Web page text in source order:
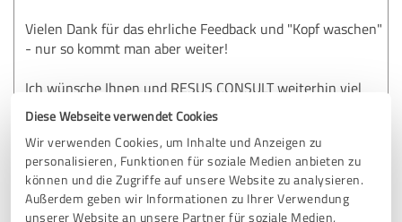
Diese Webseite verwendet Cookies
Wir verwenden Cookies, um Inhalte und Anzeigen zu
personalisieren, Funktionen für soziale Medien anbieten zu
können und die Zugriffe auf unsere Website zu analysieren.
Außerdem geben wir Informationen zu Ihrer Verwendung
unserer Website an unsere Partner für soziale Medien,
Vielen Dank für das ehrliche Feedback und "Kopf waschen"
- nur so kommt man aber weiter!
Ich wünsche Ihnen und RESUS CONSULT weiterhin viel
Erfolg für die Zukunft.
Herzliche Grüße
Rainer Schmidt